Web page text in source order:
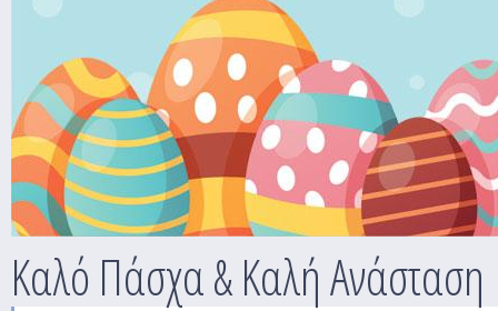
Καλό Πάσχα & Καλή Ανάσταση